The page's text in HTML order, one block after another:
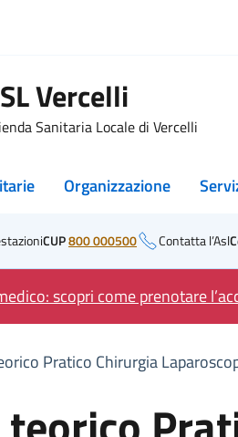
Vercelli
Sanitaria Locale di Vercelli
Organizzazione
CUP800 000500 Contatta l’Asl
scopri come prenotare
Pratico Chirurgia